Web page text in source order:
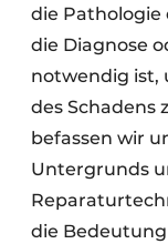
die Pathologie
die Diagnose
notwendig ist,
des Schadens
befassen wir
Untergrunds
die